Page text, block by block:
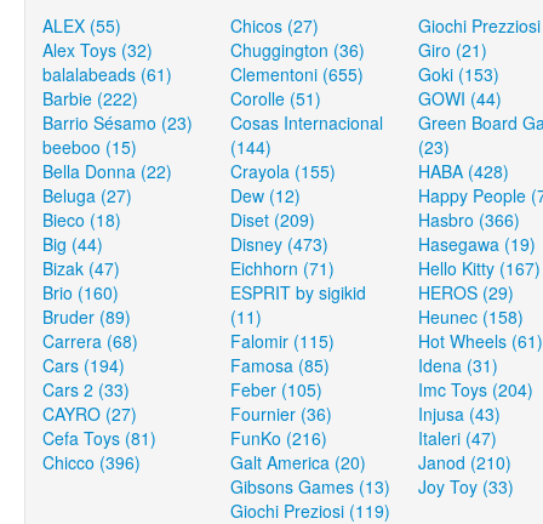
ALEX (55)
Alex Toys (32)
balalabeads (61)
Barbie (222)
Barrio Sésamo (23)
beeboo (15)
Bella Donna (22)
Beluga (27)
Bieco (18)
Big (44)
Bizak (47)
Brio (160)
Bruder (89)
Carrera (68)
Cars (194)
Cars 2 (33)
CAYRO (27)
Cefa Toys (81)
Chicco (396)
Chicos (27)
Chuggington (36)
Clementoni (655)
Corolle (51)
Cosas Internacional
(144)
Crayola (155)
Dew (12)
Diset (209)
Disney (473)
Eichhorn (71)
ESPRIT by sigikid
(11)
Falomir (115)
Famosa (85)
Feber (105)
Fournier (36)
FunKo (216)
Galt America (20)
Gibsons Games (13)
Giochi Preziosi (119)
Giochi
Giro (21)
Goki (153)
GOWI (44)
Green Board
(23)
HABA (428)
Happy People
Hasbro (366)
Hasegawa (19)
Hello Kitty (167)
HEROS (29)
Heunec (158)
Hot Wheels (61)
Idena (31)
Imc Toys (204)
Injusa (43)
Italeri (47)
Janod (210)
Joy Toy (33)